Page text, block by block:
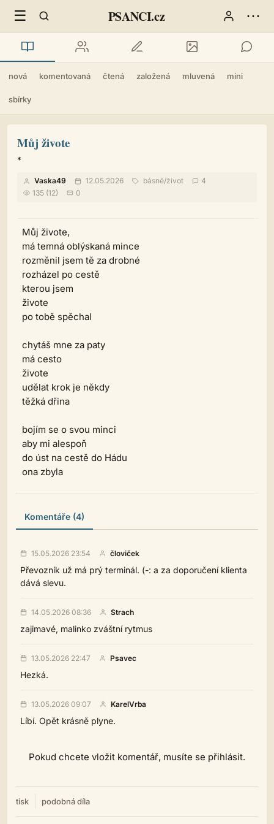
☰ PSANCI.cz ⋯
nová komentovaná čtená založená mluvená mini
sbírky
Můj živote
*
Vaska49 12.05.2026 básně/život
4
135 (12)
0
Můj živote,
má temná oblýskaná mince
rozměnil jsem tě za drobné
rozházel po cestě
kterou jsem
živote
po tobě spěchal
chytáš mne za paty
má cesto
živote
udělat krok je někdy
těžká dřina
bojím se o svou minci
aby mi alespoň
do úst na cestě do Hádu
ona zbyla
Komentáře (4)
15.05.2026 23:54 človiček
Převozník už má prý terminál. (-: a za doporučení klienta
dává slevu.
14.05.2026 08:36 Strach
zajimavé, malinko zváštní rytmus
13.05.2026 22:47 Psavec
Hezká.
13.05.2026 09:07 KarelVrba
Líbí. Opět krásně plyne.
Pokud chcete vložit komentář, musíte se přihlásit.
tisk podobná díla